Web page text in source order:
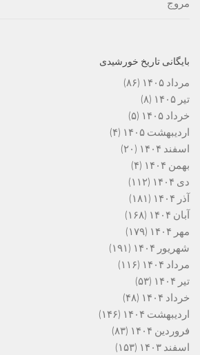
مروج
بایگانی تاریخ خورشیدی
مرداد ۱۴۰۵
(۸۶)
تیر ۱۴۰۵
(۸)
خرداد ۱۴۰۵
(۵)
اردیبهشت ۱۴۰۵
(۴)
اسفند ۱۴۰۴
(۲۰)
بهمن ۱۴۰۴
(۴)
دی ۱۴۰۴
(۱۱۲)
آذر ۱۴۰۴
(۱۸۱)
آبان ۱۴۰۴
(۱۶۸)
مهر ۱۴۰۴
(۱۷۹)
شهریور ۱۴۰۴
(۱۹۱)
مرداد ۱۴۰۴
(۱۱۶)
تیر ۱۴۰۴
(۵۳)
خرداد ۱۴۰۴
(۴۸)
اردیبهشت ۱۴۰۴
(۱۴۶)
فروردین ۱۴۰۴
(۸۳)
اسفند ۱۴۰۳
(۱۵۳)